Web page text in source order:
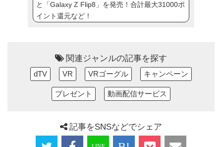
と「Galaxy Z Flip8」を発売！合計最大31000ポ
イント還元など！
関連ジャンルの記事を探す
dTV VR VRゴーグル キャンペーン
プレゼント 動画配信サービス
記事をSNSなどでシェア